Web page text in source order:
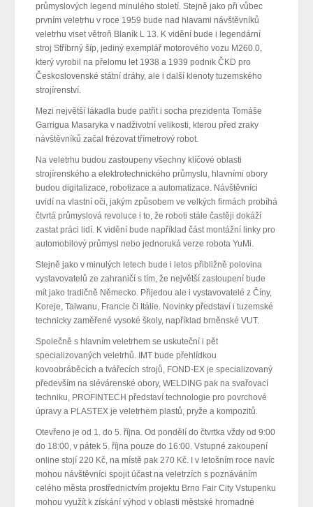
průmyslových legend minulého století. Stejně jako při vůbec
prvním veletrhu v roce 1959 bude nad hlavami návštěvníků
veletrhu viset větroň Blaník L 13. K vidění bude i legendární
stroj Stříbrný šíp, jediný exemplář motorového vozu M260.0,
který vyrobil na přelomu let 1938 a 1939 podnik ČKD pro
Československé státní dráhy, ale i další klenoty tuzemského
strojírenství.
Mezi největší lákadla bude patřit i socha prezidenta Tomáše
Garrigua Masaryka v nadživotní velikosti, kterou před zraky
návštěvníků začal frézovat třímetrový robot.
Na veletrhu budou zastoupeny všechny klíčové oblasti
strojírenského a elektrotechnického průmyslu, hlavními obory
budou digitalizace, robotizace a automatizace. Návštěvníci
uvidí na vlastní oči, jakým způsobem ve velkých firmách probíhá
čtvrtá průmyslová revoluce i to, že roboti stále častěji dokáží
zastat práci lidí. K vidění bude například část montážní linky pro
automobilový průmysl nebo jednoruká verze robota YuMi.
Stejně jako v minulých letech bude i letos přibližně polovina
vystavovatelů ze zahraničí s tím, že největší zastoupení bude
mít jako tradičně Německo. Přijedou ale i vystavovatelé z Číny,
Koreje, Taiwanu, Francie či Itálie. Novinky představí i tuzemské
technicky zaměřené vysoké školy, například brněnské VUT.
Společně s hlavním veletrhem se uskuteční i pět
specializovaných veletrhů. IMT bude přehlídkou
kovoobráběcích a tvářecích strojů, FOND-EX je specializovaný
především na slévárenské obory, WELDING pak na svařovací
techniku, PROFINTECH představí technologie pro povrchové
úpravy a PLASTEX je veletrhem plastů, pryže a kompozitů.
Otevřeno je od 1. do 5. října. Od pondělí do čtvrtka vždy od 9:00
do 18:00, v pátek 5. října pouze do 16:00. Vstupné zakoupení
online stojí 220 Kč, na místě pak 270 Kč. I v letošním roce navíc
mohou návštěvníci spojit účast na veletrzích s poznáváním
celého města prostřednictvím projektu Brno Fair City Vstupenku
mohou využít k získání výhod v oblasti městské hromadné